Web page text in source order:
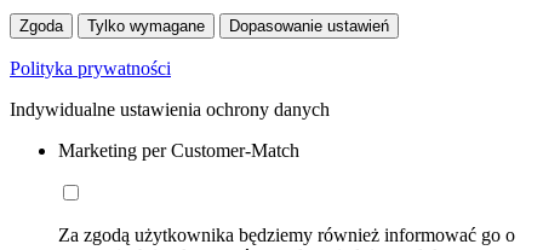
Zgoda Tylko wymagane Dopasowanie ustawień
Polityka prywatności
Indywidualne ustawienia ochrony danych
Marketing per Customer-Match
Za zgodą użytkownika będziemy również informować go o